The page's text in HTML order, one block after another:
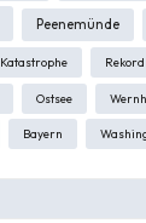
Peenemünde
Katastrophe Rekord
Ostsee
Bayern